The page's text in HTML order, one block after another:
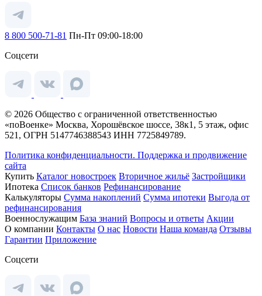
8 800 500-71-81 Пн-Пт 09:00-18:00
Соцсети
© 2026 Общество с ограниченной ответственностью
«поВоенке» Москва, Хорошёвское шоссе, 38к1, 5 этаж, офис
521, ОГРН 5147746388543 ИНН 7725849789.
Политика конфиденциальности. Поддержка и продвижение
сайта
Купить Каталог новостроек Вторичное жильё Застройщики
Ипотека Список банков Рефинансирование
Калькуляторы Сумма накоплений Сумма ипотеки Выгода от
рефинансирования
Военнослужащим База знаний Вопросы и ответы Акции
О компании Контакты О нас Новости Наша команда Отзывы
Гарантии Приложение
Соцсети